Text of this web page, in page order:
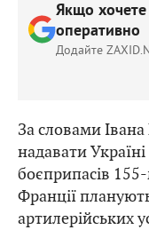
Якщо хочете
оперативно
Додайте
За словами
надавати
боєприпасів
Франції
артилерійських